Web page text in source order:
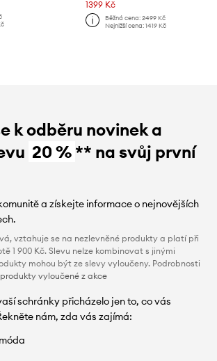
1399 Kč
Běžná cena: 2499 Kč
Nejnižší cena: 1419 Kč
k odběru novinek a
20 %** na svůj první
a získejte informace o nejnovějších
vztahuje se na nezlevněné produkty a platí při
1 900 Kč. Slevu nelze kombinovat s jinými
mohou být ze slevy vyloučeny. Podrobnosti
produkty vyloučené z akce
schránky přicházelo jen to, co vás
nám, zda vás zajímá: